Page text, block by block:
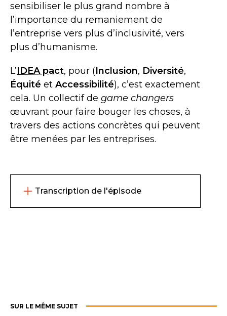
sensibiliser le plus grand nombre à
l’importance du remaniement de
l’entreprise vers plus d’inclusivité, vers
plus d’humanisme.
L’IDEA pact, pour (Inclusion, Diversité,
Équité et Accessibilité), c’est exactement
cela. Un collectif de game changers
œuvrant pour faire bouger les choses, à
travers des actions concrètes qui peuvent
être menées par les entreprises.
Transcription de l'épisode
SUR LE MÊME SUJET